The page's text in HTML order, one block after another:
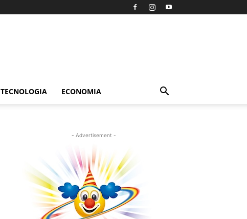
TECNOLOGIA ECONOMIA
- Advertisement -